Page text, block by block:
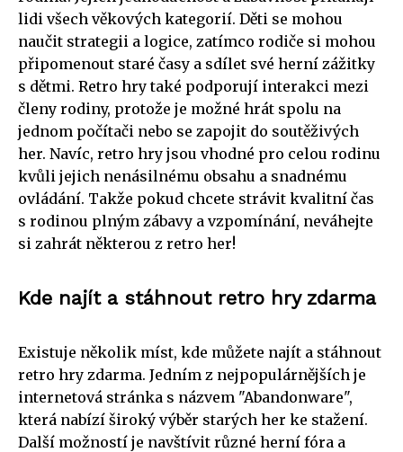
lidi všech věkových kategorií. Děti se mohou
naučit strategii a logice, zatímco rodiče si mohou
připomenout staré časy a sdílet své herní zážitky
s dětmi. Retro hry také podporují interakci mezi
členy rodiny, protože je možné hrát spolu na
jednom počítači nebo se zapojit do soutěživých
her. Navíc, retro hry jsou vhodné pro celou rodinu
kvůli jejich nenásilnému obsahu a snadnému
ovládání. Takže pokud chcete strávit kvalitní čas
s rodinou plným zábavy a vzpomínání, neváhejte
si zahrát některou z retro her!
Kde najít a stáhnout retro hry zdarma
Existuje několik míst, kde můžete najít a stáhnout
retro hry zdarma. Jedním z nejpopulárnějších je
internetová stránka s názvem "Abandonware",
která nabízí široký výběr starých her ke stažení.
Další možností je navštívit různé herní fóra a